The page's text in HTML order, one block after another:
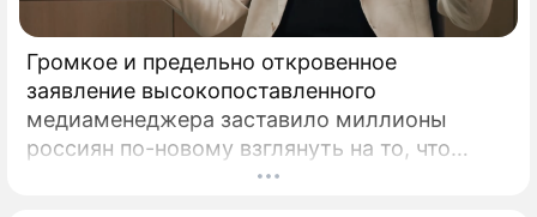
Громкое и предельно откровенное
заявление высокопоставленного
медиаменеджера заставило миллионы
россиян по-новому взглянуть на то, что
годами происходит на экране главного